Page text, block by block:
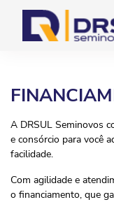
A DRSUL Seminovos
e consórcio para você
facilidade.
Com agilidade e
o financiamento, que